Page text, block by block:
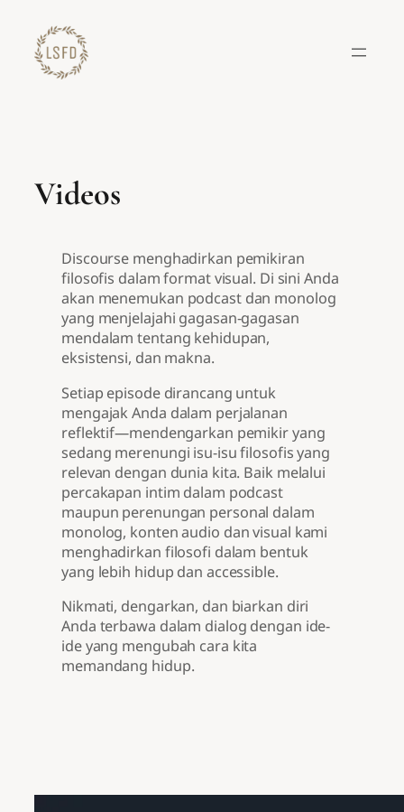
konten
Videos
Discourse menghadirkan pemikiran
filosofis dalam format visual. Di sini Anda
akan menemukan podcast dan monolog
yang menjelajahi gagasan-gagasan
mendalam tentang kehidupan,
eksistensi, dan makna.
Setiap episode dirancang untuk
mengajak Anda dalam perjalanan
reflektif—mendengarkan pemikir yang
sedang merenungi isu-isu filosofis yang
relevan dengan dunia kita. Baik melalui
percakapan intim dalam podcast
maupun perenungan personal dalam
monolog, konten audio dan visual kami
menghadirkan filosofi dalam bentuk
yang lebih hidup dan accessible.
Nikmati, dengarkan, dan biarkan diri
Anda terbawa dalam dialog dengan ide-
ide yang mengubah cara kita
memandang hidup.